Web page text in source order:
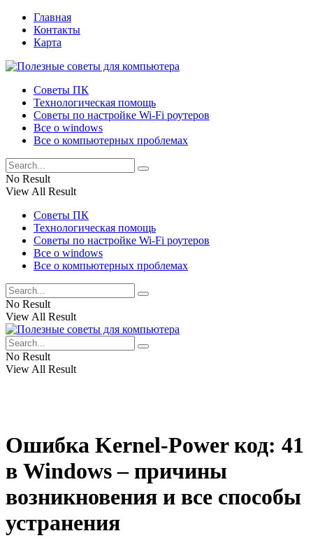
Главная
Контакты
Карта
Советы ПК
Технологическая помощь
Советы по настройке Wi-Fi роутеров
Все о windows
Все о компьютерных проблемах
No Result
View All Result
Советы ПК
Технологическая помощь
Советы по настройке Wi-Fi роутеров
Все о windows
Все о компьютерных проблемах
No Result
View All Result
No Result
View All Result
Ошибка Kernel-Power код: 41
в Windows – причины
возникновения и все способы
устранения